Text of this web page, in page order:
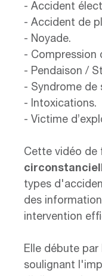
- Accident
- Accident de
- Noyade.
- Compression
- Pendaison /
- Syndrome de
- Intoxications.
- Victime
Cette vidéo de
types
des
intervention
Elle débute par
soulignant